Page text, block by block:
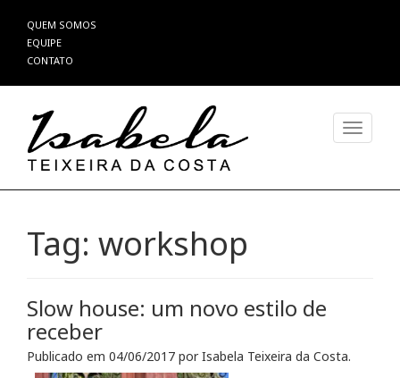
Pular
para
o
QUEM SOMOS
EQUIPE
CONTATO
Tag: workshop
Slow house: um novo estilo de
receber
Publicado em 04/06/2017 porIsabela Teixeira da Costa.